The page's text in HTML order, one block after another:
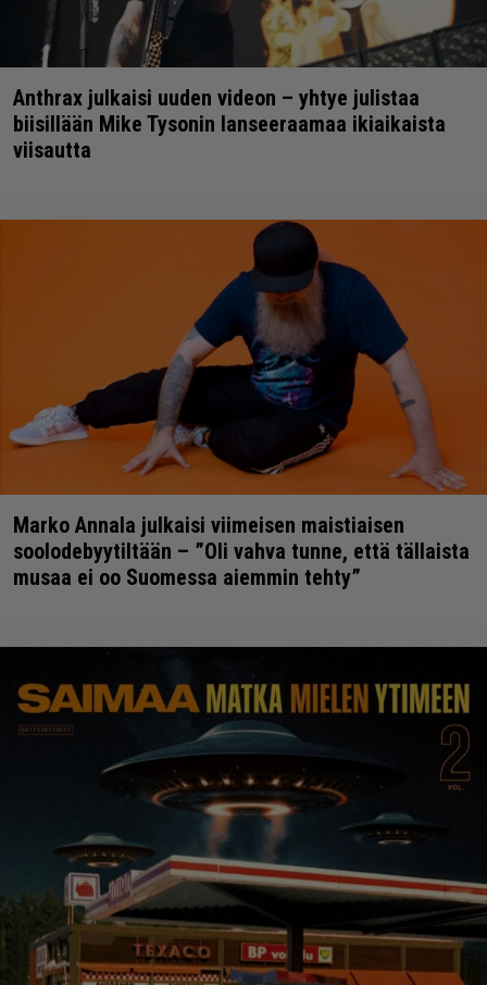
Anthrax julkaisi uuden videon – yhtye julistaa
biisillään Mike Tysonin lanseeraamaa ikiaikaista
viisautta
Marko Annala julkaisi viimeisen maistiaisen
soolodebyytiltään – ”Oli vahva tunne, että tällaista
musaa ei oo Suomessa aiemmin tehty”